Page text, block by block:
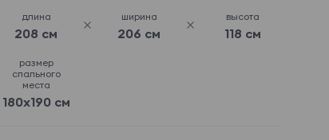
длина
208 см
ширина
206 см
высота
118 см
размер
спального
места
180x190 см